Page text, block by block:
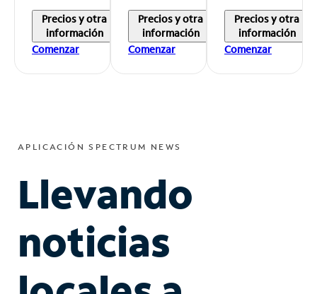
Precios y otra
información
Comenzar
Precios y otra
información
Comenzar
Precios y otra
información
Comenzar
APLICACIÓN SPECTRUM NEWS
Llevando
noticias